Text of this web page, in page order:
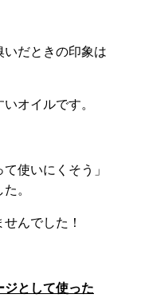
だときの印象は
オイルです。
使いにくそう」
。
んでした！
ジとして使った